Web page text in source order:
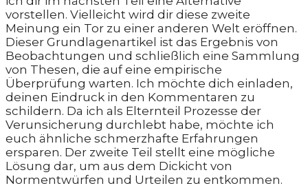
vorstellen. Vielleicht wird dir diese zweite
Meinung ein Tor zu einer anderen Welt eröffnen.
Dieser Grundlagenartikel ist das Ergebnis von
Beobachtungen und schließlich eine Sammlung
von Thesen, die auf eine empirische
Überprüfung warten. Ich möchte dich einladen,
deinen Eindruck in den Kommentaren zu
schildern. Da ich als Elternteil Prozesse der
Verunsicherung durchlebt habe, möchte ich
euch ähnliche schmerzhafte Erfahrungen
ersparen. Der zweite Teil stellt eine mögliche
Lösung dar, um aus dem Dickicht von
Normentwürfen und Urteilen zu entkommen.